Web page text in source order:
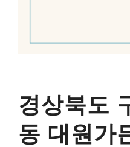
경상북도
동 대원가